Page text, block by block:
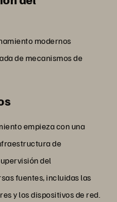
modernos
de mecanismos de
empieza con una
de
del
fuentes, incluidas las
y los dispositivos de red.